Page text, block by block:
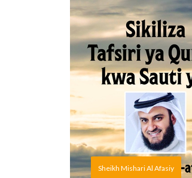
Sheikh Mishari Al Afasiy